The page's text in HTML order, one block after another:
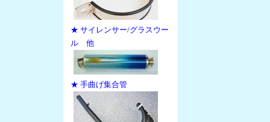
★ サイレンサー/グラスウー
ル 他
★ 手曲げ集合管